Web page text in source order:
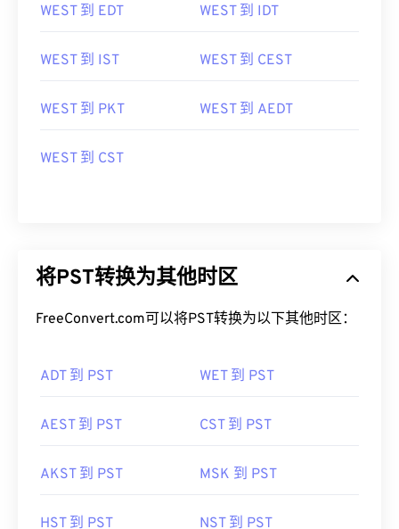
WEST 到 EDT WEST 到 IDT
WEST 到 IST WEST 到 CEST
WEST 到 PKT WEST 到 AEDT
WEST 到 CST
将PST转换为其他时区
FreeConvert.com可以将PST转换为以下其他时区：
ADT 到 PST WET 到 PST
AEST 到 PST CST 到 PST
AKST 到 PST MSK 到 PST
HST 到 PST NST 到 PST